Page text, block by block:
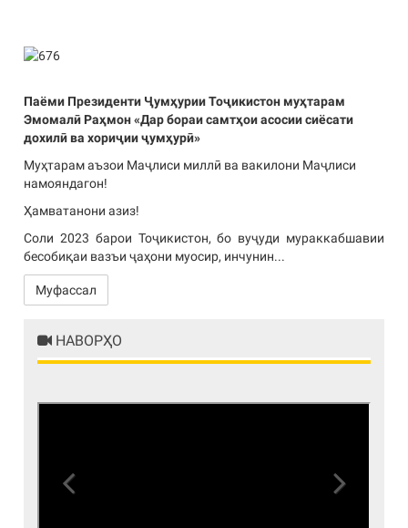
Паёми Президенти Ҷумҳурии Тоҷикистон муҳтарам
Эмомалӣ Раҳмон «Дар бораи самтҳои асосии сиёсати
дохилӣ ва хориҷии ҷумҳурӣ»
Муҳтарам аъзои Маҷлиси миллӣ ва вакилони Маҷлиси
намояндагон!
Ҳамватанони азиз!
Соли 2023 барои Тоҷикистон, бо вуҷуди мураккабшавии
бесобиқаи вазъи ҷаҳони муосир, инчунин...
Муфассал
НАВОРҲО